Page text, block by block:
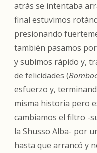
atrás se intentaba
final estuvimos
presionando
también pasamos
y subimos rápido y,
de felicidades (
esfuerzo y,
misma historia pero
cambiamos el filtro -
la Shusso Alba- por
hasta que arrancó y